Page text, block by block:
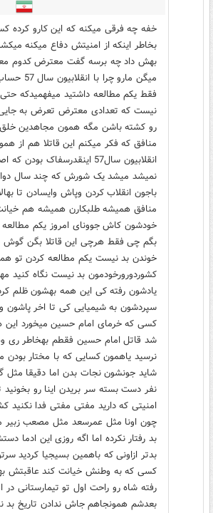
خفه چه فرقی میکنه که این کارو کرده
بخاطر اینکه از امنیتش دفاع میکنه
بهش داد چه برسه گفت معترض کدوم
میگن مارو
فقط یکم مطالعه داشتید میفهمیدکه
نیست که تعدادی معترض تعرض به
رو کشته باشن مگه همون مجاهدین
منافق که فکر میکنم این قاتلا هم از
انقلابیون سال57 اینقدرسفاک
نمیشد میشد یک شورش که چند سال دوام
باجون انقلاب کردن وپاش وایسادن تا
منافق همیشه طلبکارن همیشه هم
خودشون کاش جوونای امروز یکم مطالعه
بگم چی فقط هرچی این قاتلا بگن گوش
خوندن بد نیست یکم مطالعه کردن تو
کشوردورورخودمون بد نیست نگاه کنید
یادشون رفته کی این همه بهشون ظلم
سپردشون به شیمیایی کی تا اخر پاشون
کسی که خرمای امام حسین میخورد
شد قاتل امام حسین فقطم بهخاطر ری
نرسید یاهمون کسایی که با مختار بودن
شاید جونشون نجات بدن اما دقیقا
نفر دست بسته سر بریدن اینا رو بخونید
امنیتی که دارید مفتی مفتی فدا نکنید
چون اونا مثل عمرسعد مثل مصعب زبیر
بد رفتار نکرده اما اگه روزی این ادما
بدتر ازاونی که باهمین بسیجیا کردید
کسی که به وطنش خیانت کند عاقبتش
رفته شاه رو راحت اول تو تیمارستانی در
بعدشم همونجاهم جاش ندادن تاریخ بد